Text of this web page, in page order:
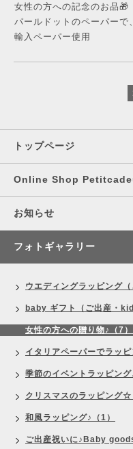
女性の方への記念のお品🎁
パールドットのペーパーで
輸入ペーパー使用
トップページ
Online Shop
お知らせ
フォトギャラリー
ウエディングラッピング
baby ギフト（ご出産・
女性の方への贈り物♪（7）
イタリアペーパーでラッピ
季節のイベントラッピング
クリスマスのラッピング☆
和風ラッピング♪（1）
ご出産祝いに♪Baby